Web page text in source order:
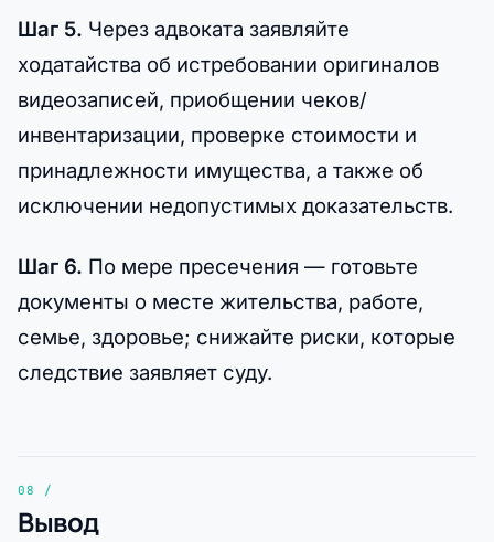
Шаг 5. Через адвоката заявляйте
ходатайства об истребовании оригиналов
видеозаписей, приобщении чеков/
инвентаризации, проверке стоимости и
принадлежности имущества, а также об
исключении недопустимых доказательств.
Шаг 6. По мере пресечения — готовьте
документы о месте жительства, работе,
семье, здоровье; снижайте риски, которые
следствие заявляет суду.
Вывод